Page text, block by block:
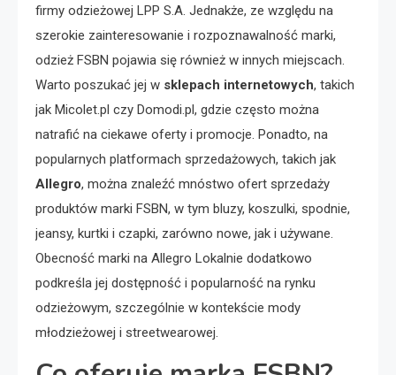
firmy odzieżowej LPP S.A. Jednakże, ze względu na
szerokie zainteresowanie i rozpoznawalność marki,
odzież FSBN pojawia się również w innych miejscach.
Warto poszukać jej w sklepach internetowych, takich
jak Micolet.pl czy Domodi.pl, gdzie często można
natrafić na ciekawe oferty i promocje. Ponadto, na
popularnych platformach sprzedażowych, takich jak
Allegro, można znaleźć mnóstwo ofert sprzedaży
produktów marki FSBN, w tym bluzy, koszulki, spodnie,
jeansy, kurtki i czapki, zarówno nowe, jak i używane.
Obecność marki na Allegro Lokalnie dodatkowo
podkreśla jej dostępność i popularność na rynku
odzieżowym, szczególnie w kontekście mody
młodzieżowej i streetwearowej.